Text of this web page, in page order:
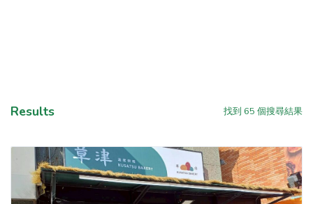
Results 找到 65 個搜尋結果